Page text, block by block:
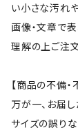
い小さな汚れ
画像・文章で
理解の上ご注文
【商品の不備・
万が一、お届
サイズの誤り